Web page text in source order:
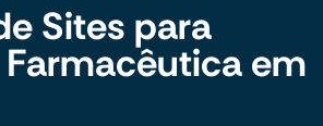
Sites para
em